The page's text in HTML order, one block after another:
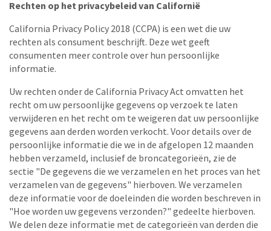
Rechten op het privacybeleid van Californië
California Privacy Policy 2018 (CCPA) is een wet die uw
rechten als consument beschrijft. Deze wet geeft
consumenten meer controle over hun persoonlijke
informatie.
Uw rechten onder de California Privacy Act omvatten het
recht om uw persoonlijke gegevens op verzoek te laten
verwijderen en het recht om te weigeren dat uw persoonlijke
gegevens aan derden worden verkocht. Voor details over de
persoonlijke informatie die we in de afgelopen 12 maanden
hebben verzameld, inclusief de broncategorieën, zie de
sectie "De gegevens die we verzamelen en het proces van het
verzamelen van de gegevens" hierboven. We verzamelen
deze informatie voor de doeleinden die worden beschreven in
"Hoe worden uw gegevens verzonden?" gedeelte hierboven.
We delen deze informatie met de categorieën van derden die